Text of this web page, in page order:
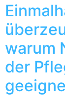
warum
der